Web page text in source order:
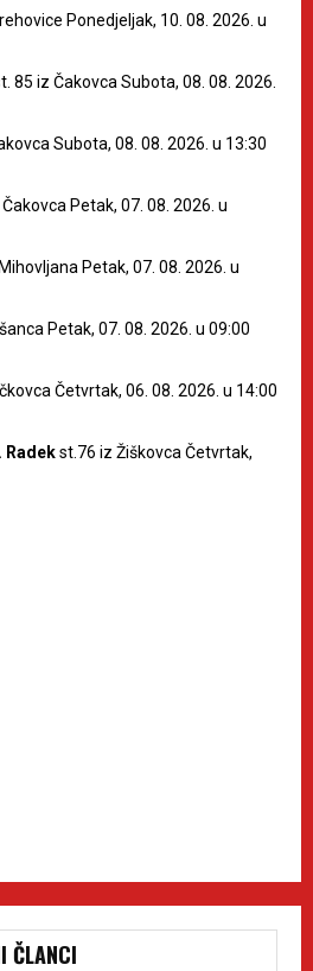
Ponedjeljak, 10. 08. 2026. u
85 iz Čakovca Subota, 08. 08. 2026.
Subota, 08. 08. 2026. u 13:30
Petak, 07. 08. 2026. u
Petak, 07. 08. 2026. u
Petak, 07. 08. 2026. u 09:00
Četvrtak, 06. 08. 2026. u 14:00
Radekst.76 iz Žiškovca Četvrtak,
ČLANCI